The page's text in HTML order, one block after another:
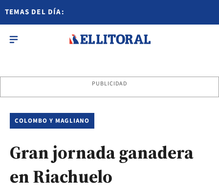
TEMAS DEL DÍA:
PUBLICIDAD
COLOMBO Y MAGLIANO
Gran jornada ganadera
en Riachuelo